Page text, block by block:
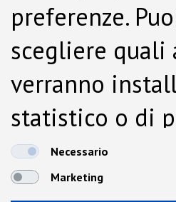
preferenze.
scegliere quali
verranno
statistico o di
dalla Cookie
Necessario
Marketing